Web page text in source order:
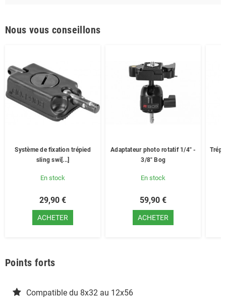
Nous vous conseillons
Système de fixation trépied
sling swi[...]
En stock
29,90 €
ACHETER
Adaptateur photo rotatif 1/4" -
3/8" Bog
En stock
59,90 €
ACHETER
Points forts
Compatible du 8x32 au 12x56